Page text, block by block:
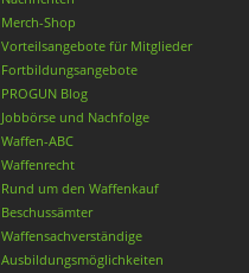
Merch-Shop
Vorteilsangebote für Mitglieder
Fortbildungsangebote
PROGUN Blog
Jobbörse und Nachfolge
Waffen-ABC
Waffenrecht
Rund um den Waffenkauf
Beschussämter
Waffensachverständige
Ausbildungsmöglichkeiten